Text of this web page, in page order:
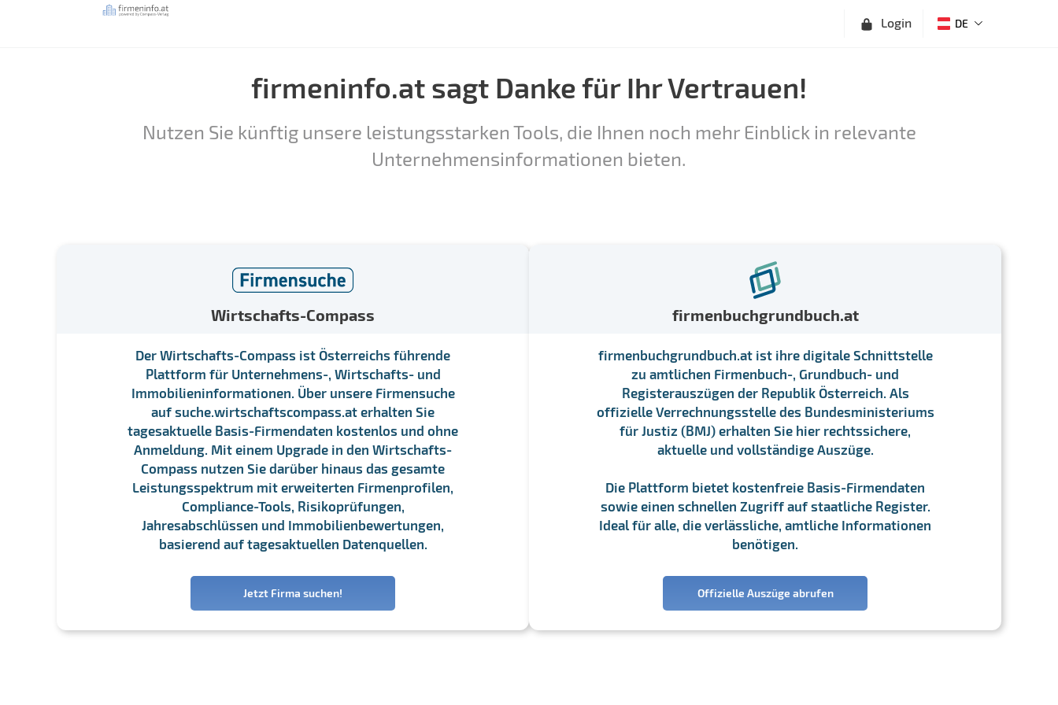
Login DE
firmeninfo.at sagt Danke für Ihr Vertrauen!
Nutzen Sie künftig unsere leistungsstarken Tools, die Ihnen noch mehr Einblick in relevante
Unternehmensinformationen bieten.
Wirtschafts-Compass
Der Wirtschafts-Compass ist Österreichs führende
Plattform für Unternehmens-, Wirtschafts- und
Immobilieninformationen. Über unsere Firmensuche
auf suche.wirtschaftscompass.at erhalten Sie
tagesaktuelle Basis-Firmendaten kostenlos und ohne
Anmeldung. Mit einem Upgrade in den Wirtschafts-
Compass nutzen Sie darüber hinaus das gesamte
Leistungsspektrum mit erweiterten Firmenprofilen,
Compliance-Tools, Risikoprüfungen,
Jahresabschlüssen und Immobilienbewertungen,
basierend auf tagesaktuellen Datenquellen.
Jetzt Firma suchen!
firmenbuchgrundbuch.at
firmenbuchgrundbuch.at ist ihre digitale Schnittstelle
zu amtlichen Firmenbuch-, Grundbuch- und
Registerauszügen der Republik Österreich. Als
offizielle Verrechnungsstelle des Bundesministeriums
für Justiz (BMJ) erhalten Sie hier rechtssichere,
aktuelle und vollständige Auszüge.
Die Plattform bietet kostenfreie Basis-Firmendaten
sowie einen schnellen Zugriff auf staatliche Register.
Ideal für alle, die verlässliche, amtliche Informationen
benötigen.
Offizielle Auszüge abrufen